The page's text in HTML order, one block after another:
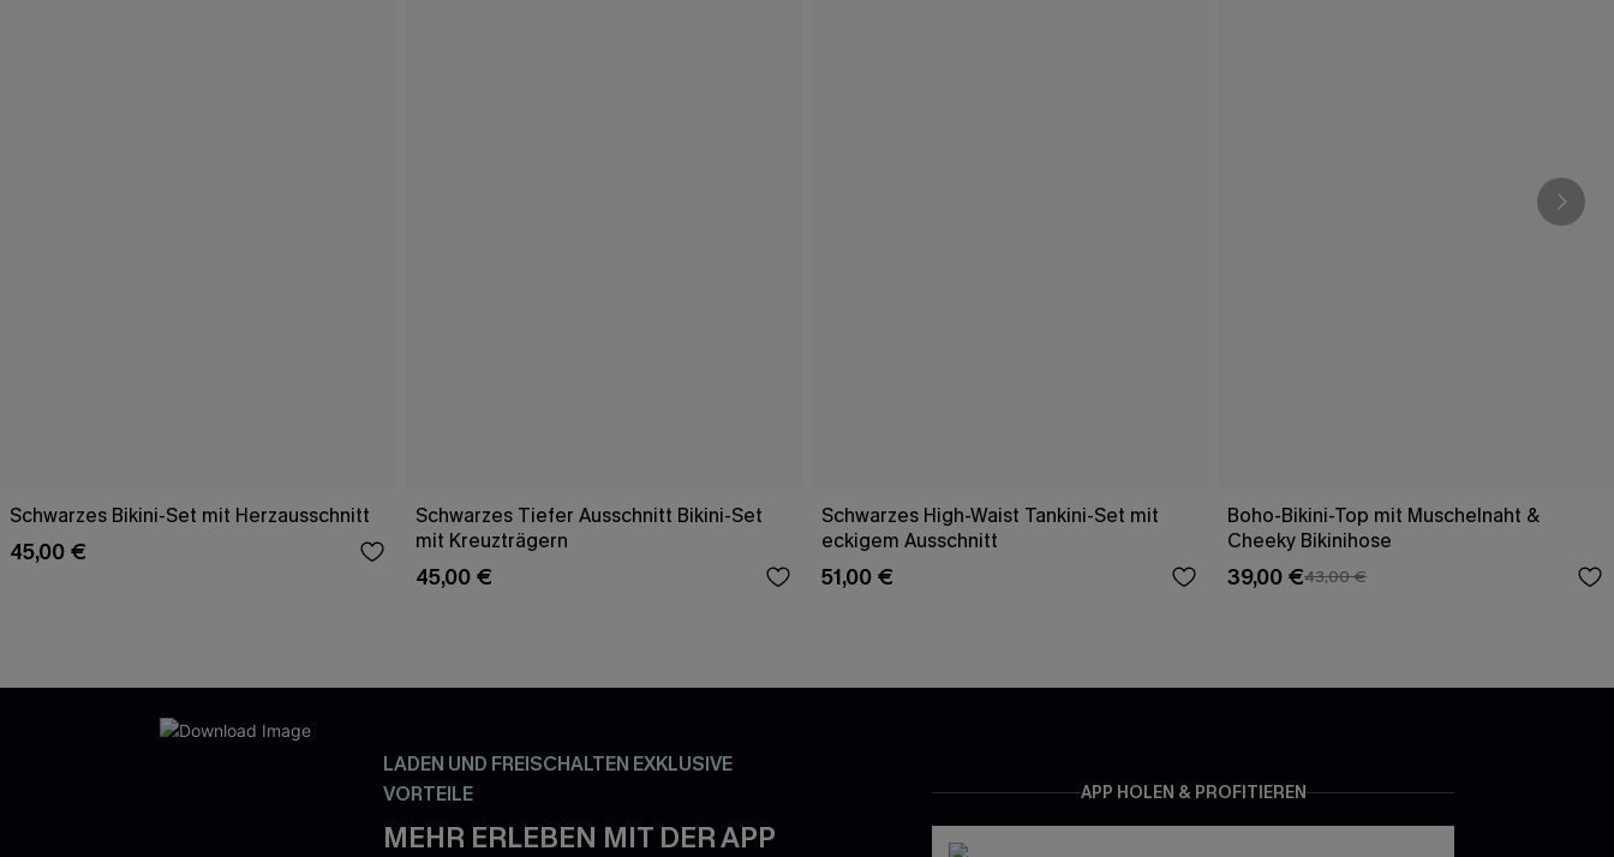
Schwarzes Bikini-Set mit Herzausschnitt
45,00 €
Schwarzes Tiefer Ausschnitt Bikini-Set
mit Kreuzträgern
45,00 €
Schwarzes High-Waist Tankini-Set mit
eckigem Ausschnitt
51,00 €
Boho-Bikini-Top mit Muschelnaht &
Cheeky Bikinihose
39,00 €43,00 €
LADEN UND FREISCHALTEN EXKLUSIVE
VORTEILE
MEHR ERLEBEN MIT DER APP
APP HOLEN & PROFITIEREN